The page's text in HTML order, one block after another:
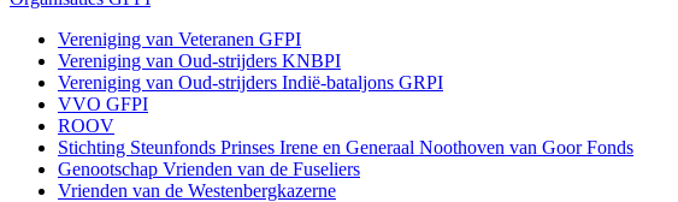
Vereniging van Veteranen GFPI
Vereniging van Oud-strijders KNBPI
Vereniging van Oud-strijders Indië-bataljons GRPI
VVO GFPI
ROOV
Stichting Steunfonds Prinses Irene en Generaal Noothoven van Goor Fonds
Genootschap Vrienden van de Fuseliers
Vrienden van de Westenbergkazerne